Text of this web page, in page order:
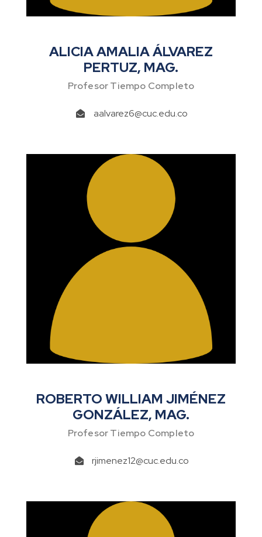
ALICIA AMALIA ÁLVAREZ
PERTUZ, MAG.
Profesor Tiempo Completo
aalvarez6@cuc.edu.co
ROBERTO WILLIAM JIMÉNEZ
GONZÁLEZ, MAG.
Profesor Tiempo Completo
rjimenez12@cuc.edu.co